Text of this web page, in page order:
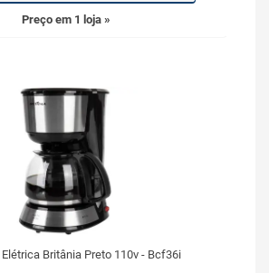
Preço em 1 loja »
Britânia Preto 110v - Bcf36i